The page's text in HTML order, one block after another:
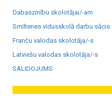
Dabaszinību skolotājai/-am
Smiltenes vidusskolā darbu sācis
Franču valodas skolotāja/-s
Latviešu valodas skolotāja/-s
SALIDOJUMS